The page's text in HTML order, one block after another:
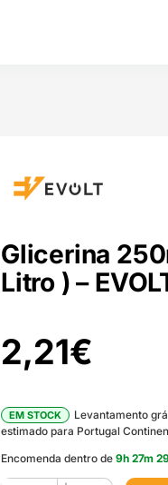
Glicerina
Litro ) –
2,21€
EM STOCK
Levantamento
estimado para Portugal
Encomenda dentro de 9h 27m